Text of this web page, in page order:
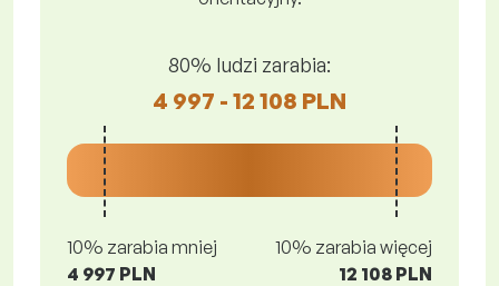
80% ludzi zarabia:
4 997 - 12 108 PLN
10% zarabia mniej
4 997 PLN
10% zarabia więcej
12 108 PLN